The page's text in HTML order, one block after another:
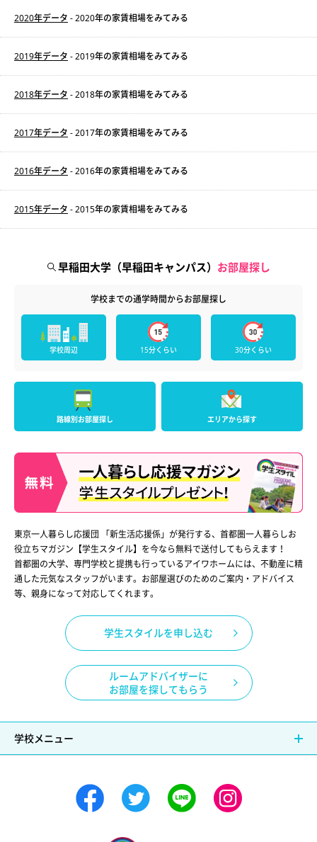
2020年データ - 2020年の家賃相場をみてみる
2019年データ - 2019年の家賃相場をみてみる
2018年データ - 2018年の家賃相場をみてみる
2017年データ - 2017年の家賃相場をみてみる
2016年データ - 2016年の家賃相場をみてみる
2015年データ - 2015年の家賃相場をみてみる
早稲田大学（早稲田キャンパス） お部屋探し
学校までの通学時間からお部屋探し
学校周辺 15分くらい 30分くらい
路線別お部屋探し エリアから探す
東京一人暮らし応援団 「新生活応援係」が発行する、首都圏一人暮らしお
役立ちマガジン【学生スタイル】を今なら無料で送付してもらえます！
首都圏の大学、専門学校と提携も行っているアイワホームには、不動産に精
通した元気なスタッフがいます。お部屋選びのためのご案内・アドバイス
等、親身になって対応してくれます。
学生スタイルを申し込む
ルームアドバイザーに
お部屋を探してもらう
学校メニュー